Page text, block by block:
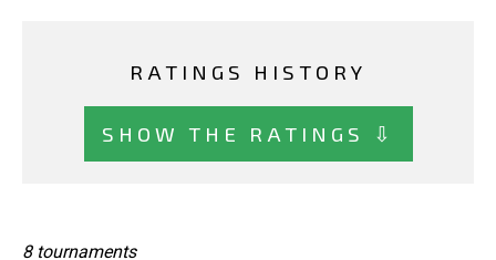
RATINGS HISTORY
SHOW THE RATINGS ⇩
8 tournaments